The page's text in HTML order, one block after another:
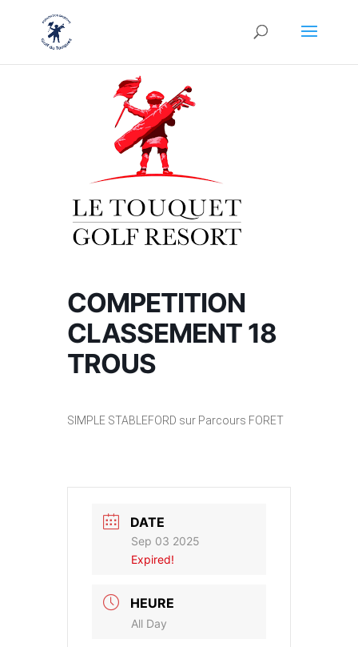
COMPETITION
CLASSEMENT 18
TROUS
SIMPLE STABLEFORD sur Parcours FORET
DATE
Sep 03 2025
Expired!
HEURE
All Day